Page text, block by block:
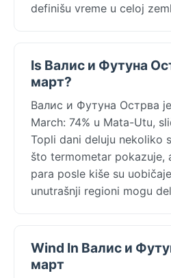
definišu vreme u celoj
Is Валис и Футуна
март?
Валис и Футуна Острва
March: 74% u Mata-Utu,
Topli dani deluju nekoliko
što termometar pokazuje,
para posle kiše su
unutrašnji regioni mogu
Wind In Валис и
март